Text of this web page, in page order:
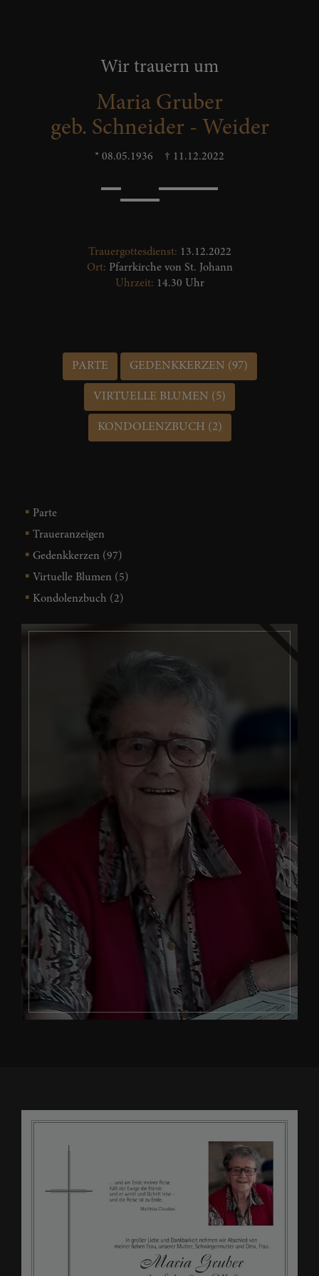
Wir trauern um
Maria Gruber
geb. Schneider - Weider
* 08.05.1936 † 11.12.2022
Trauergottesdienst: 13.12.2022
Ort: Pfarrkirche von St. Johann
Uhrzeit: 14.30 Uhr
PARTE GEDENKKERZEN (97)
VIRTUELLE BLUMEN (5)
KONDOLENZBUCH (2)
Parte
Traueranzeigen
Gedenkkerzen (97)
Virtuelle Blumen (5)
Kondolenzbuch (2)